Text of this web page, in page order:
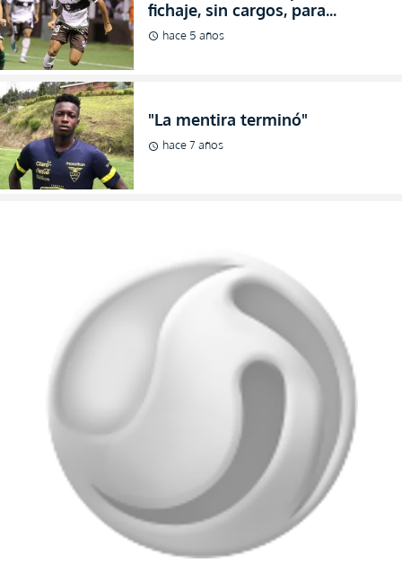
fichaje, sin cargos, para
Toreros FC
schedule hace 5 años
"La mentira terminó"
schedule hace 7 años